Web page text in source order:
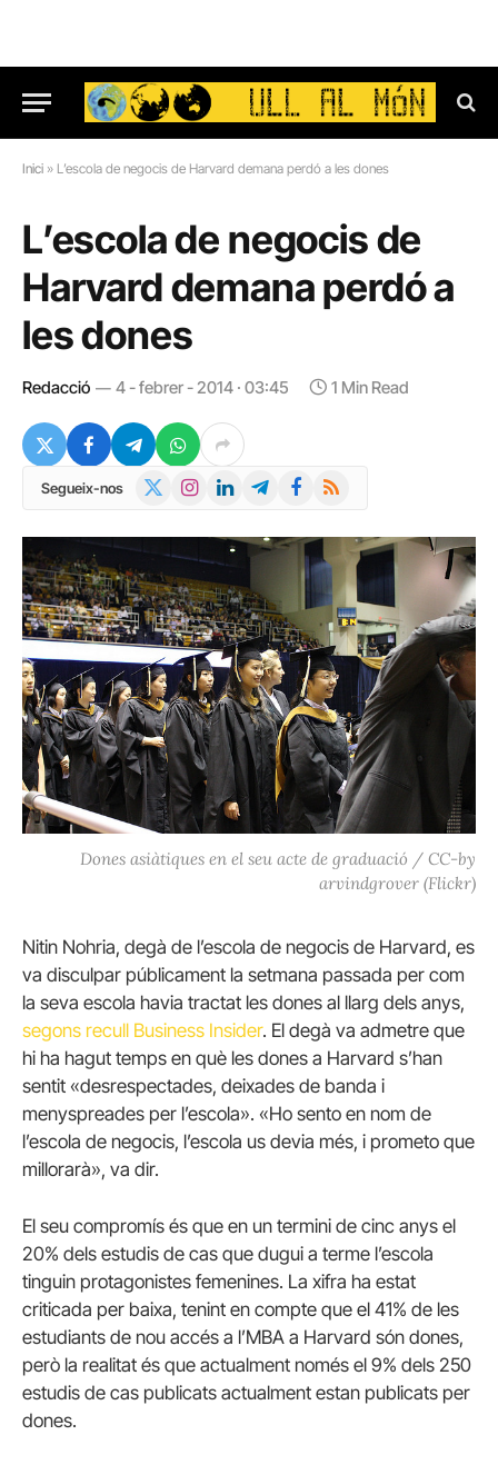
Inici » L’escola de negocis de Harvard demana perdó a les dones
L’escola de negocis de
Harvard demana perdó a
les dones
Redacció 4 - febrer - 2014 · 03:45 1 Min Read
Segueix-nos InstagramLinkedInTelegramFacebook
RSS
Dones asiàtiques en el seu acte de graduació / CC-by
arvindgrover (Flickr)
Nitin Nohria, degà de l’escola de negocis de Harvard, es
va disculpar públicament la setmana passada per com
la seva escola havia tractat les dones al llarg dels anys,
segons recull Business Insider. El degà va admetre que
hi ha hagut temps en què les dones a Harvard s’han
sentit «desrespectades, deixades de banda i
menyspreades per l’escola». «Ho sento en nom de
l’escola de negocis, l’escola us devia més, i prometo que
millorarà», va dir.
El seu compromís és que en un termini de cinc anys el
20% dels estudis de cas que dugui a terme l’escola
tinguin protagonistes femenines. La xifra ha estat
criticada per baixa, tenint en compte que el 41% de les
estudiants de nou accés a l’MBA a Harvard són dones,
però la realitat és que actualment només el 9% dels 250
estudis de cas publicats actualment estan publicats per
dones.